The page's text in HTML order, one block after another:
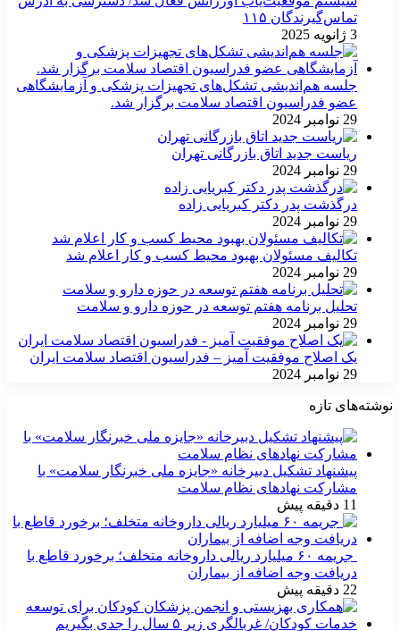
تماس‌گیرندگان ۱۱۵
3 ژانویه 2025
جلسه هم‌اندیشی تشکل‌های تجهیزات پزشکی و آزمایشگاهی
عضو فدراسیون اقتصاد سلامت برگزار شد.
29 نوامبر 2024
ریاست جدید اتاق بازرگانی تهران
29 نوامبر 2024
درگذشت پدر دکتر کبریایی زاده
29 نوامبر 2024
تکالیف مسئولان بهبود محیط کسب و کار اعلام شد
29 نوامبر 2024
تحلیل برنامه هفتم توسعه در حوزه دارو و سلامت
29 نوامبر 2024
یک اصلاح موفقیت آمیز – فدراسیون اقتصاد سلامت ایران
29 نوامبر 2024
نوشته‌های تازه
پیشنهاد تشکیل دبیرخانه «جایزه ملی خبرنگار سلامت» با
مشارکت نهادهای نظام سلامت
11 دقیقه پیش
جریمه ۶۰ میلیارد ریالی داروخانه متخلف؛ برخورد قاطع با
دریافت وجه اضافه از بیماران
22 دقیقه پیش